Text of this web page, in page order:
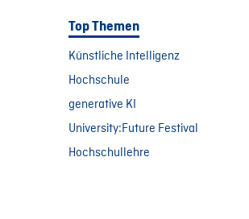
Top Themen
Künstliche Intelligenz
Hochschule
generative KI
University:Future Festival
Hochschullehre